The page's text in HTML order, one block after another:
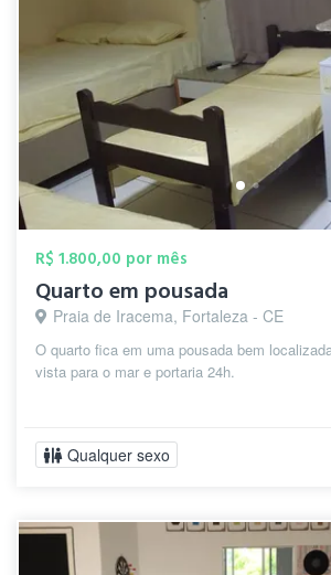
R$ 1.800,00 por mês
Quarto em pousada
Praia de Iracema, Fortaleza - CE
O quarto fica em uma pousada bem
vista para o mar e portaria 24h.
Qualquer sexo